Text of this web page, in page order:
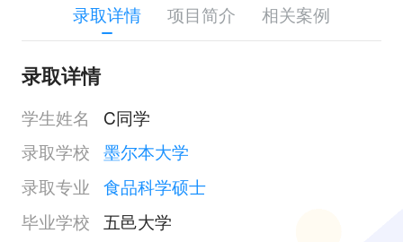
录取详情 项目简介 相关案例
录取详情
学生姓名
C同学
录取学校 墨尔本大学
录取专业 食品科学硕士
毕业学校
五邑大学